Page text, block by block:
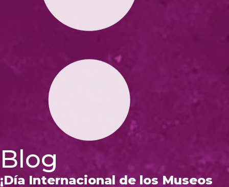
Blog
¡Día Internacional de los Museos